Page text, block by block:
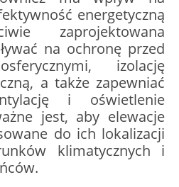
energetyczną
zaprojektowana
na ochronę przed
izolację
a także zapewniać
i oświetlenie
jest, aby elewacje
do ich lokalizacji
klimatycznych i